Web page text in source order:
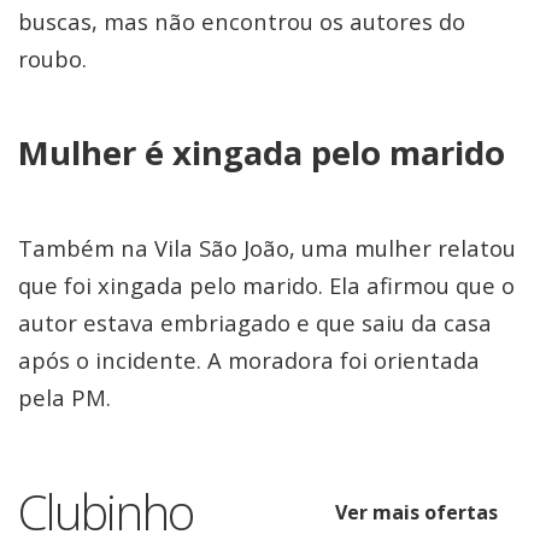
buscas, mas não encontrou os autores do
roubo.
Mulher é xingada pelo marido
Também na Vila São João, uma mulher relatou
que foi xingada pelo marido. Ela afirmou que o
autor estava embriagado e que saiu da casa
após o incidente. A moradora foi orientada
pela PM.
Clubinho Ver mais ofertas